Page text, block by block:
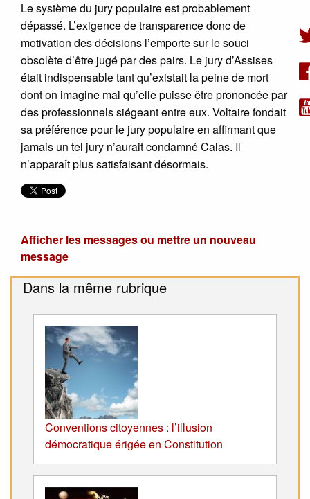
Le système du jury populaire est probablement
dépassé. L’exigence de transparence donc de
motivation des décisions l’emporte sur le souci
obsolète d’être jugé par des pairs. Le jury d’Assises
était indispensable tant qu’existait la peine de mort
dont on imagine mal qu’elle puisse être prononcée par
des professionnels siégeant entre eux. Voltaire fondait
sa préférence pour le jury populaire en affirmant que
jamais un tel jury n’aurait condamné Calas. Il
n’apparaît plus satisfaisant désormais.
Afficher les messages ou mettre un nouveau
message
Dans la même rubrique
Conventions citoyennes : l’illusion
démocratique érigée en Constitution